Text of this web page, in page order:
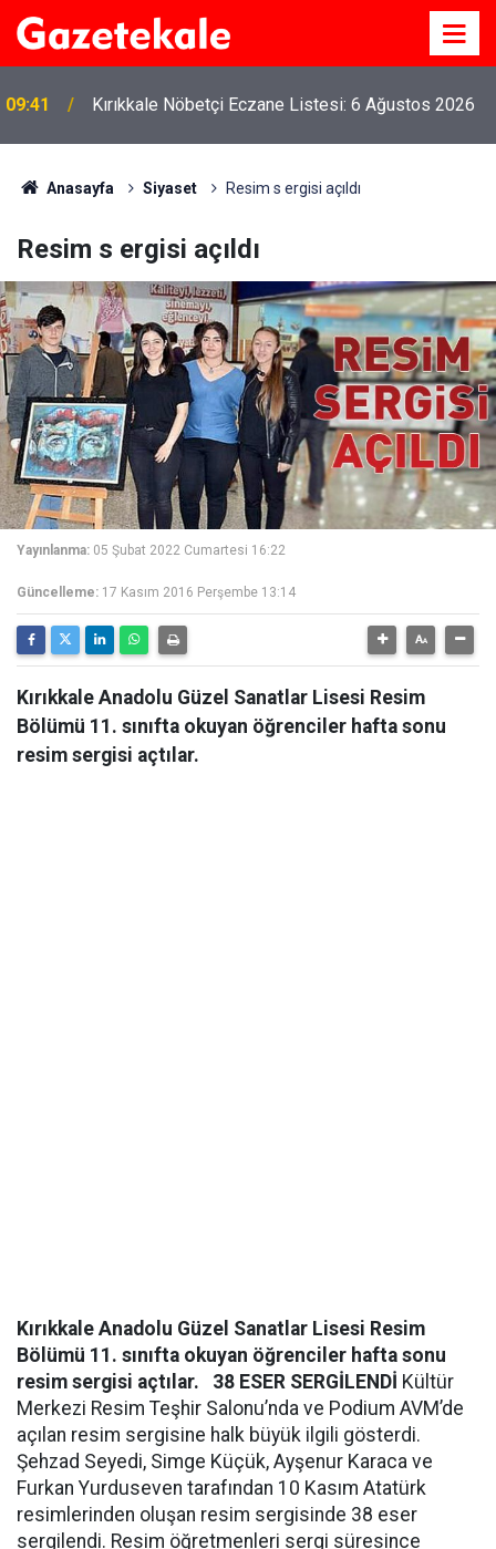
09:41 Kırıkkale Nöbetçi Eczane Listesi: 6 Ağustos 2026
Anasayfa Siyaset Resim s ergisi açıldı
Resim s ergisi açıldı
Yayınlanma: 05 Şubat 2022 Cumartesi 16:22
Güncelleme: 17 Kasım 2016 Perşembe 13:14
Kırıkkale Anadolu Güzel Sanatlar Lisesi Resim
Bölümü 11. sınıfta okuyan öğrenciler hafta sonu
resim sergisi açtılar.
Kırıkkale Anadolu Güzel Sanatlar Lisesi Resim
Bölümü 11. sınıfta okuyan öğrenciler hafta sonu
resim sergisi açtılar.
38 ESER SERGİLENDİ Kültür
Merkezi Resim Teşhir Salonu’nda ve Podium AVM’de
açılan resim sergisine halk büyük ilgili gösterdi.
Şehzad Seyedi, Simge Küçük, Ayşenur Karaca ve
Furkan Yurduseven tarafından 10 Kasım Atatürk
resimlerinden oluşan resim sergisinde 38 eser
sergilendi. Resim öğretmenleri sergi süresince